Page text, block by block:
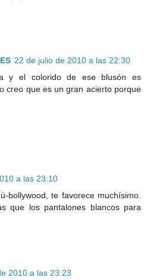
22 de julio de 2010 a las 22:30
y el colorido de ese blusón es
creo que es un gran acierto porque
a las 23:10
bollywood, te favorece muchísimo.
que los pantalones blancos para
2010 a las 23:23